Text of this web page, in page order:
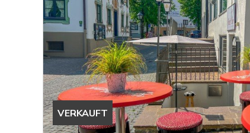
VERKAUFT